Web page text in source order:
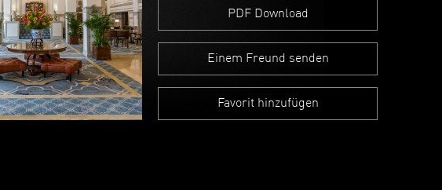
PDF Download
Einem Freund senden
Favorit hinzufügen